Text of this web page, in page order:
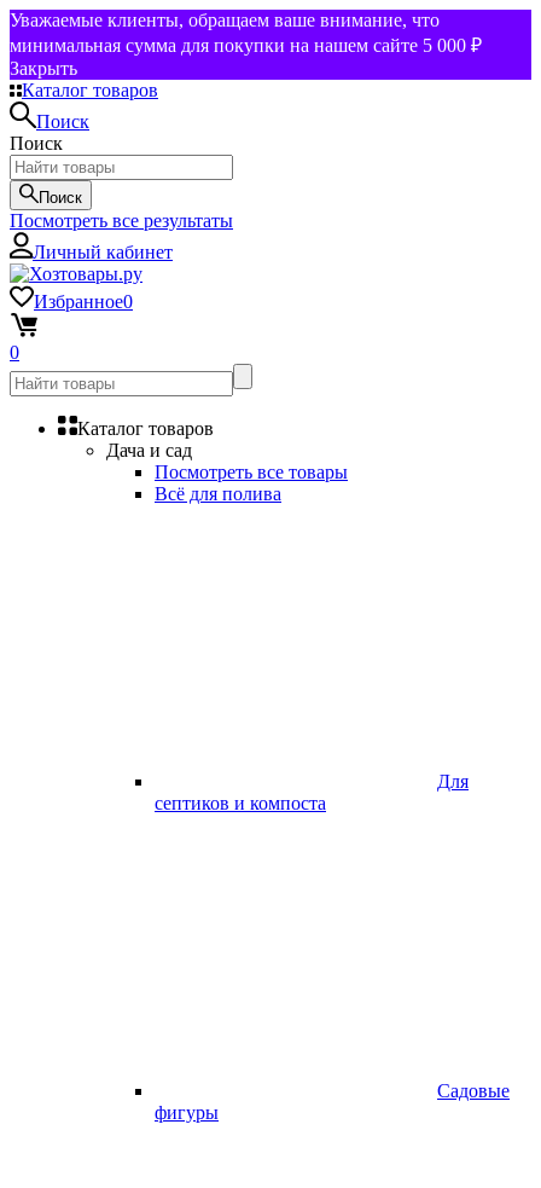
Уважаемые клиенты, обращаем ваше внимание, что
минимальная сумма для покупки на нашем сайте 5 000 ₽
Закрыть
Каталог товаров
Поиск
Поиск
Поиск
Посмотреть все результаты
Личный кабинет
Избранное0
0
Каталог товаров
Дача и сад
Посмотреть все товары
Всё для полива
Для
септиков и компоста
Садовые
фигуры